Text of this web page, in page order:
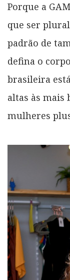
Porque a
que ser
padrão de
defina o
brasileira
altas às mais
mulheres